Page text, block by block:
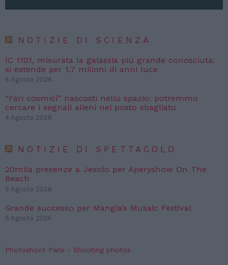
NOTIZIE DI SCIENZA
IC 1101, misurata la galassia più grande conosciuta:
si estende per 1,7 milioni di anni luce
6 Agosto 2026
“Fari cosmici” nascosti nello spazio: potremmo
cercare i segnali alieni nel posto sbagliato
4 Agosto 2026
NOTIZIE DI SPETTACOLO
20mila presenze a Jesolo per Aperyshow On The
Beach
6 Agosto 2026
Grande successo per Mangia’s Musaic Festival
6 Agosto 2026
Photoshoot Paris - Shooting photos